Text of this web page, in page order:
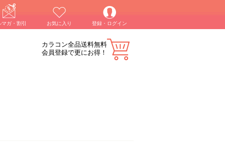
マガ・割引 お気に入り 登録・ログイン
カラコン全品送料無料
会員登録で更にお得！